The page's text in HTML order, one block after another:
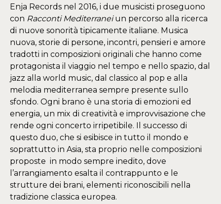
Enja Records nel 2016, i due musicisti proseguono
con Racconti Mediterraneiun percorso alla ricerca
di nuove sonorità tipicamente italiane. Musica
nuova, storie di persone, incontri, pensieri e amore
tradotti in composizioni originali che hanno come
protagonista il viaggio nel tempo e nello spazio, dal
jazz alla world music, dal classico al pop e alla
melodia mediterranea sempre presente sullo
sfondo. Ogni brano è una storia di emozioni ed
energia, un mix di creatività e improvvisazione che
rende ogni concerto irripetibile. Il successo di
questo duo, che si esibisce in tutto il mondo e
soprattutto in Asia, sta proprio nelle composizioni
proposte in modo sempre inedito, dove
l’arrangiamento esalta il contrappunto e le
strutture dei brani, elementi riconoscibili nella
tradizione classica europea.